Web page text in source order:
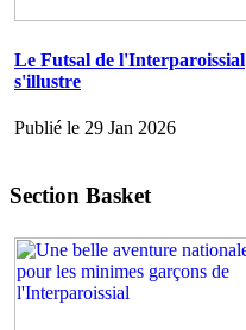
Le Futsal de l'Interparoissial
s'illustre
Publié le 29 Jan 2026
Section Basket